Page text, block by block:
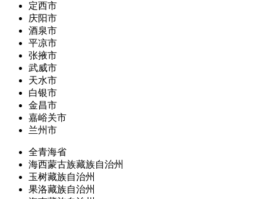
定西市
庆阳市
酒泉市
平凉市
张掖市
武威市
天水市
白银市
金昌市
嘉峪关市
兰州市
全青海省
海西蒙古族藏族自治州
玉树藏族自治州
果洛藏族自治州